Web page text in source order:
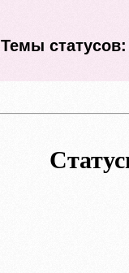
Темы статусов: